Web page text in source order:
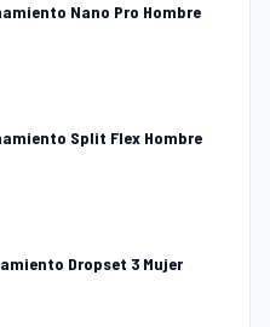
Nano Pro Hombre
Split Flex Hombre
Dropset 3 Mujer